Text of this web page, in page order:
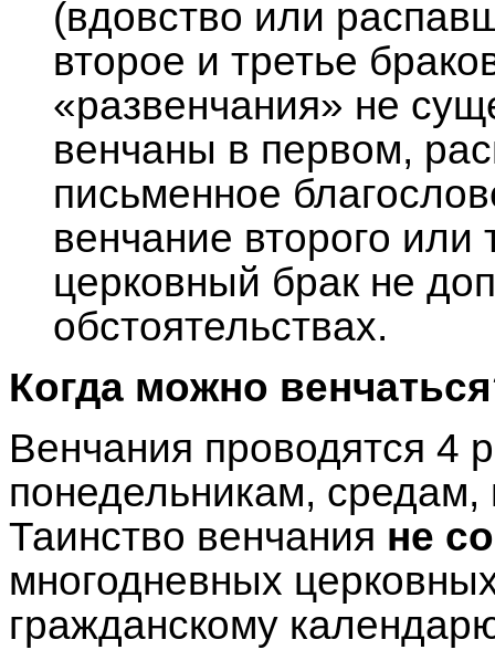
(вдовство или
второе и третье
«развенчания» не
венчаны в первом,
письменное
венчание второго или
церковный брак не
обстоятельствах.
Когда можно
Венчания проводятся 4
понедельникам,
Таинство венчания не
многодневных
гражданскому